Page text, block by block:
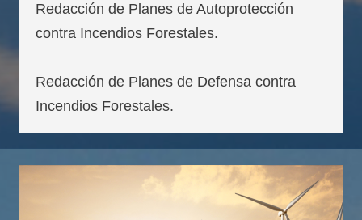
Redacción de Planes de Autoprotección
contra Incendios Forestales.
Redacción de Planes de Defensa contra
Incendios Forestales.